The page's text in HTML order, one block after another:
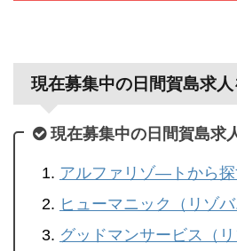
現在募集中の日間賀島求
現在募集中の日間賀島求
アルファリゾ―トから探
ヒューマニック（リゾ
グッドマンサービス（